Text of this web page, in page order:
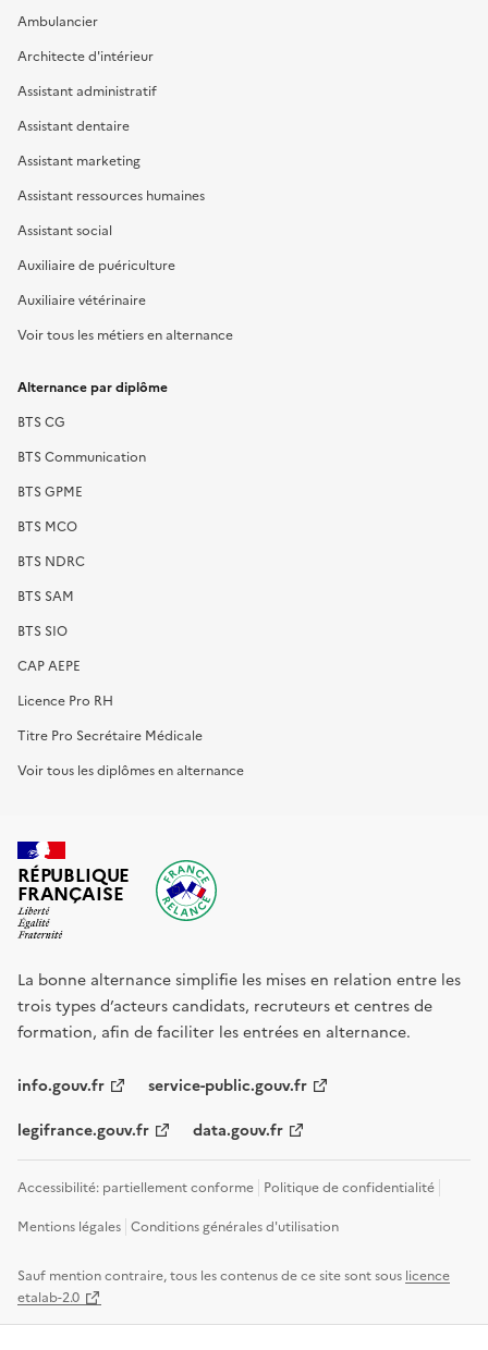
Ambulancier
Architecte d'intérieur
Assistant administratif
Assistant dentaire
Assistant marketing
Assistant ressources humaines
Assistant social
Auxiliaire de puériculture
Auxiliaire vétérinaire
Voir tous les métiers en alternance
Alternance par diplôme
BTS CG
BTS Communication
BTS GPME
BTS MCO
BTS NDRC
BTS SAM
BTS SIO
CAP AEPE
Licence Pro RH
Titre Pro Secrétaire Médicale
Voir tous les diplômes en alternance
RÉPUBLIQUE
FRANÇAISE
La bonne alternance simplifie les mises en relation entre les
trois types d’acteurs candidats, recruteurs et centres de
formation, afin de faciliter les entrées en alternance.
info.gouv.fr service-public.gouv.fr
legifrance.gouv.fr data.gouv.fr
Accessibilité: partiellement conforme Politique de confidentialité
Mentions légales Conditions générales d'utilisation
Sauf mention contraire, tous les contenus de ce site sont sous licence
etalab-2.0